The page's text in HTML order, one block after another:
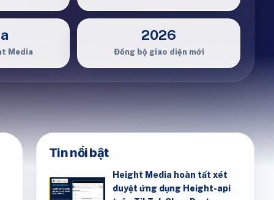
Media
2026
Đồng bộ giao diện mới
Tin nổi bật
Height Media hoàn tất xét
duyệt ứng dụng Height-api